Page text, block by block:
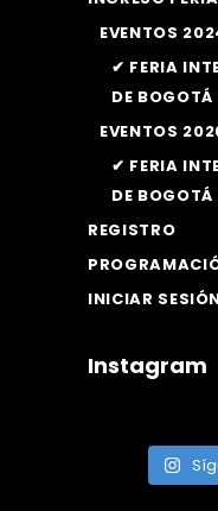
EVENTOS
✔ FERIA
DE
EVENTOS
✔ FERIA
DE
REGISTRO
INICIAR
Instagram